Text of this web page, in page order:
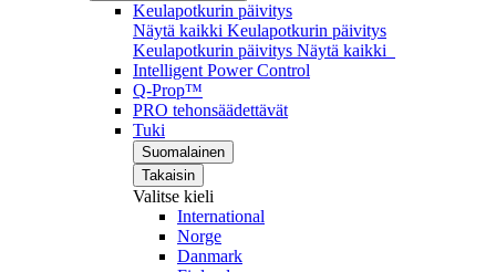
Keulapotkurin päivitys
Näytä kaikki Keulapotkurin päivitys
Keulapotkurin päivitys Näytä kaikki
Intelligent Power Control
Q-Prop™
PRO tehonsäädettävät
Tuki
Suomalainen
Takaisin
Valitse kieli
International
Norge
Danmark